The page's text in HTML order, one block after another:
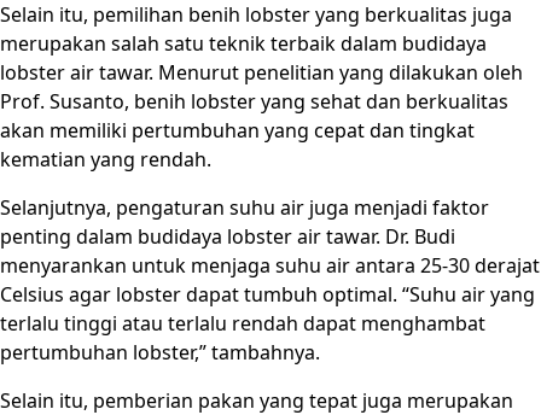
Selain itu, pemilihan benih lobster yang berkualitas juga
merupakan salah satu teknik terbaik dalam budidaya
lobster air tawar. Menurut penelitian yang dilakukan oleh
Prof. Susanto, benih lobster yang sehat dan berkualitas
akan memiliki pertumbuhan yang cepat dan tingkat
kematian yang rendah.
Selanjutnya, pengaturan suhu air juga menjadi faktor
penting dalam budidaya lobster air tawar. Dr. Budi
menyarankan untuk menjaga suhu air antara 25-30 derajat
Celsius agar lobster dapat tumbuh optimal. “Suhu air yang
terlalu tinggi atau terlalu rendah dapat menghambat
pertumbuhan lobster,” tambahnya.
Selain itu, pemberian pakan yang tepat juga merupakan